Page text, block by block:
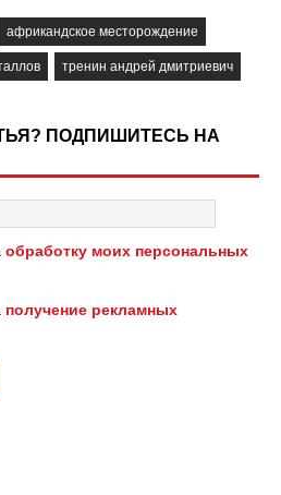
африкандское месторождение
тренин андрей дмитриевич
ПОДПИШИТЕСЬ НА
обработку моих персональных
получение рекламных